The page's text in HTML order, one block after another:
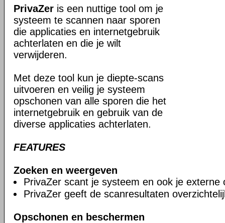
PrivaZer is een nuttige tool om je
systeem te scannen naar sporen
die applicaties en internetgebruik
achterlaten en die je wilt
verwijderen.
Met deze tool kun je diepte-scans
uitvoeren en veilig je systeem
opschonen van alle sporen die het
internetgebruik en gebruik van de
diverse applicaties achterlaten.
FEATURES
Zoeken en weergeven
PrivaZer scant je systeem en ook je externe
PrivaZer geeft de scanresultaten
Opschonen en beschermen